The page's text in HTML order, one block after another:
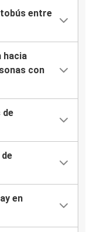
entre
hacia
con
de
en